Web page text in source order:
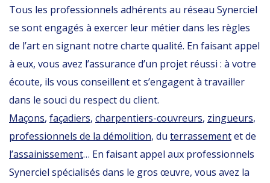
Tous les professionnels adhérents au réseau Synerciel
se sont engagés à exercer leur métier dans les règles
de l’art en signant notre charte qualité. En faisant appel
à eux, vous avez l’assurance d’un projet réussi : à votre
écoute, ils vous conseillent et s’engagent à travailler
dans le souci du respect du client.
Maçons, façadiers, charpentiers-couvreurs, zingueurs,
professionnels de la démolition, du terrassementet de
l’assainissement… En faisant appel aux professionnels
Synerciel spécialisés dans le gros œuvre, vous avez la